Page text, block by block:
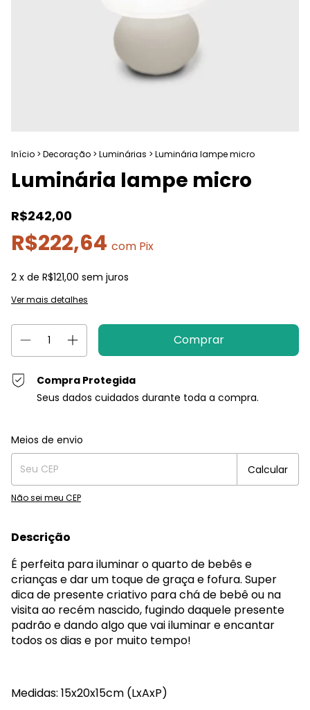
Início > Decoração > Luminárias > Luminária lampe micro
Luminária lampe micro
R$242,00
R$222,64 com Pix
2 x de R$121,00 sem juros
Ver mais detalhes
Compra Protegida
Seus dados cuidados durante toda a compra.
Entregas para o CEP:
Meios de envio
Calcular
Não sei meu CEP
Descrição
É perfeita para iluminar o quarto de bebês e
crianças e dar um toque de graça e fofura. Super
dica de presente criativo para chá de bebê ou na
visita ao recém nascido, fugindo daquele presente
padrão e dando algo que vai iluminar e encantar
todos os dias e por muito tempo!
Medidas: 15x20x15cm (LxAxP)